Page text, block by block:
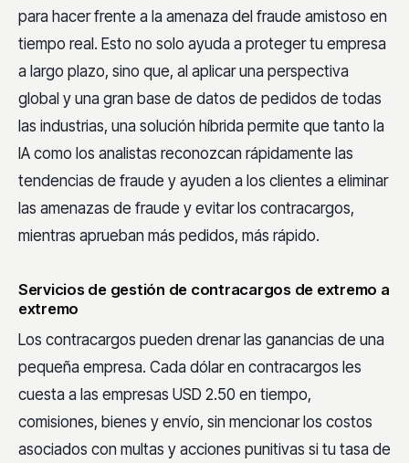
para hacer frente a la amenaza del fraude amistoso en
tiempo real. Esto no solo ayuda a proteger tu empresa
a largo plazo, sino que, al aplicar una perspectiva
global y una gran base de datos de pedidos de todas
las industrias, una solución híbrida permite que tanto la
IA como los analistas reconozcan rápidamente las
tendencias de fraude y ayuden a los clientes a eliminar
las amenazas de fraude y evitar los contracargos,
mientras aprueban más pedidos, más rápido.
Servicios de gestión de contracargos de extremo a
extremo
Los contracargos pueden drenar las ganancias de una
pequeña empresa. Cada dólar en contracargos les
cuesta a las empresas USD 2.50 en tiempo,
comisiones, bienes y envío, sin mencionar los costos
asociados con multas y acciones punitivas si tu tasa de